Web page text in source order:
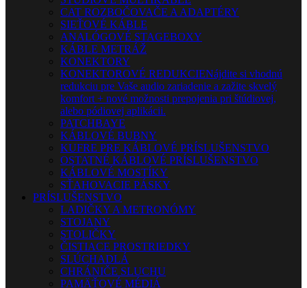
CAT ROZBOČOVAČE A ADAPTÉRY
SIEŤOVÉ KÁBLE
ANALÓGOVÉ STAGEBOXY
KÁBLE METRÁŽ
KONEKTORY
KONEKTOROVÉ REDUKCIENájdite si vhodnú
redukciu pre Vaše audio zariadenie a zažite skvelý
komfort + nové možnosti prepojenia pri štúdiovej,
alebo pódiovej aplikácii.
PATCHBAYE
KÁBLOVÉ BUBNY
KUFRE PRE KÁBLOVÉ PRÍSLUŠENSTVO
OSTATNÉ KÁBLOVÉ PRÍSLUŠENSTVO
KÁBLOVÉ MOSTÍKY
SŤAHOVACIE PÁSKY
PRÍSLUŠENSTVO
LADIČKY A METRONÓMY
STOJANY
STOLIČKY
ČISTIACE PROSTRIEDKY
SLÚCHADLÁ
CHRÁNIČE SLUCHU
PAMÄŤOVÉ MÉDIÁ